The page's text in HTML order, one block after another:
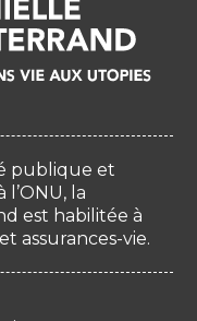
publique et
la
est habilitée à
assurances-vie.